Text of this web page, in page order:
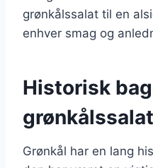
grønkålssalat til en
enhver smag og
Historisk
Grønkål har en lang